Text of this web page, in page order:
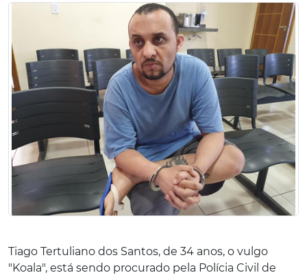
Tiago Tertuliano dos Santos, de 34 anos, o vulgo
"Koala", está sendo procurado pela Polícia Civil de